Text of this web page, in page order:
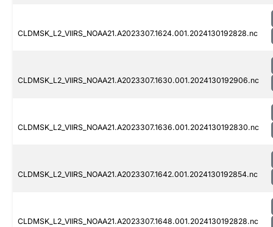
CLDMSK_L2_VIIRS_NOAA21.A2023307.1624.001.2024130192828.nc
CLDMSK_L2_VIIRS_NOAA21.A2023307.1630.001.2024130192906.nc
CLDMSK_L2_VIIRS_NOAA21.A2023307.1636.001.2024130192830.nc
CLDMSK_L2_VIIRS_NOAA21.A2023307.1642.001.2024130192854.nc
CLDMSK_L2_VIIRS_NOAA21.A2023307.1648.001.2024130192828.nc